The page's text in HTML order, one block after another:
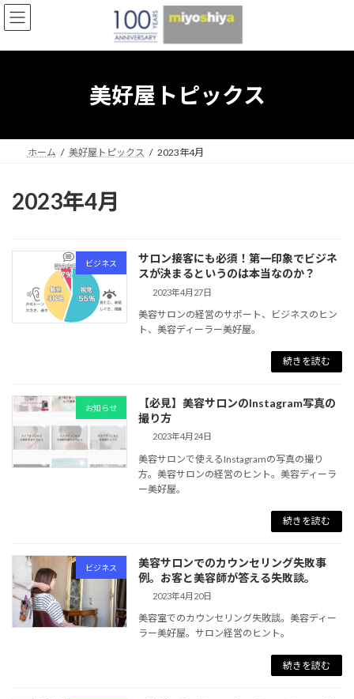
コ
ン
ン
ナ
ビ
ー
美好屋トピックス
ホーム 美好屋トピックス 2023年4月
2023年4月
ビジネス
サロン接客にも必須！第一印象でビジネ
スが決まるというのは本当なのか？
2023年4月27日
美容サロンの経営のサポート、ビジネスのヒン
ト、美容ディーラー美好屋。
続きを読む
お知らせ
【必見】美容サロンのInstagram写真の
撮り方
2023年4月24日
美容サロンで使えるInstagramの写真の撮り
方。美容サロンの経営のヒント。美容ディーラ
ー美好屋。
続きを読む
ビジネス
美容サロンでのカウンセリング失敗事
例。お客と美容師が答える失敗談。
2023年4月20日
美容室でのカウンセリング失敗談。美容ディー
ラー美好屋。サロン経営のヒント。
続きを読む